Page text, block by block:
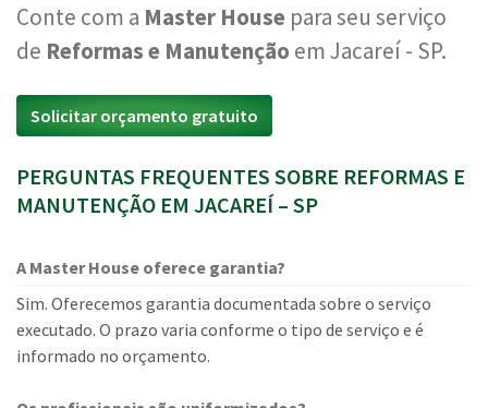
Conte com a Master House para seu serviço
de Reformas e Manutenção em Jacareí - SP.
Solicitar orçamento gratuito
PERGUNTAS FREQUENTES SOBRE REFORMAS E
MANUTENÇÃO EM JACAREÍ – SP
A Master House oferece garantia?
Sim. Oferecemos garantia documentada sobre o serviço
executado. O prazo varia conforme o tipo de serviço e é
informado no orçamento.